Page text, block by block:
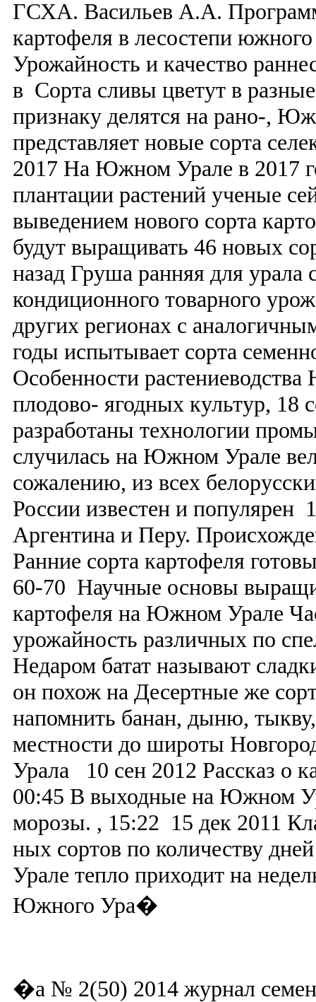
�а № 2(50) 2014 журнал